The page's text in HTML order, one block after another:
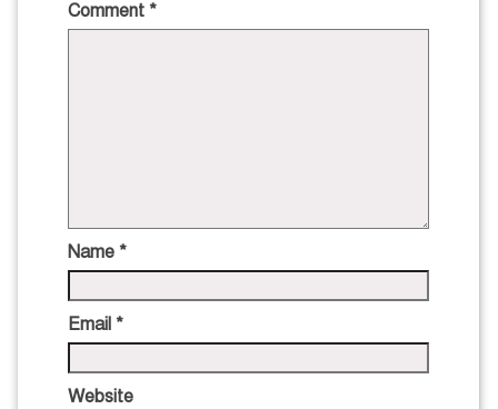
Comment *
Name *
Email *
Website